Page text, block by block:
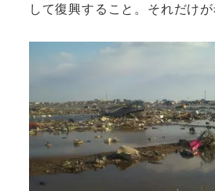
して復興すること。それだけが